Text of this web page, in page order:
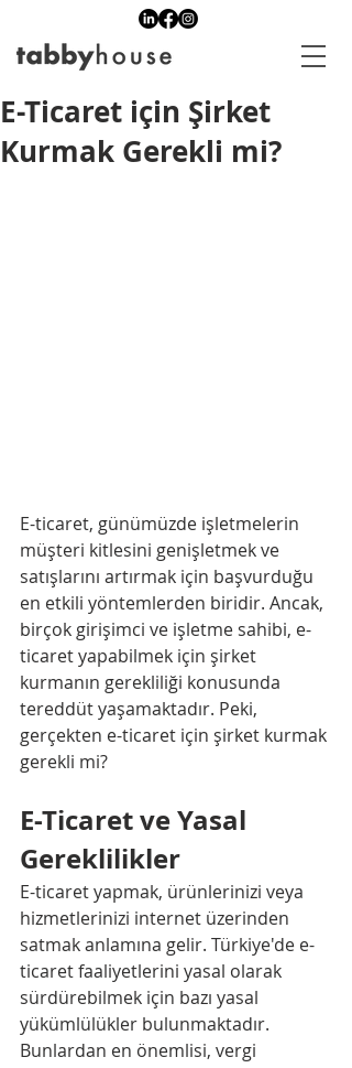
E-Ticaret için Şirket
Kurmak Gerekli mi?
E-ticaret, günümüzde işletmelerin
müşteri kitlesini genişletmek ve
satışlarını artırmak için başvurduğu
en etkili yöntemlerden biridir. Ancak,
birçok girişimci ve işletme sahibi, e-
ticaret yapabilmek için şirket
kurmanın gerekliliği konusunda
tereddüt yaşamaktadır. Peki,
gerçekten e-ticaret için şirket kurmak
gerekli mi?
E-Ticaret ve Yasal
Gereklilikler
E-ticaret yapmak, ürünlerinizi veya
hizmetlerinizi internet üzerinden
satmak anlamına gelir. Türkiye'de e-
ticaret faaliyetlerini yasal olarak
sürdürebilmek için bazı yasal
yükümlülükler bulunmaktadır.
Bunlardan en önemlisi, vergi